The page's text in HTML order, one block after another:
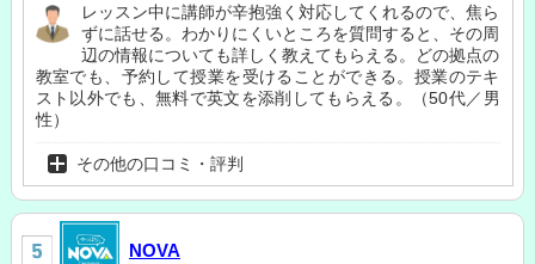
レッスン中に講師が辛抱強く対応してくれるので、焦ら
ずに話せる。わかりにくいところを質問すると、その周
辺の情報についても詳しく教えてもらえる。どの拠点の
教室でも、予約して授業を受けることができる。授業のテキ
スト以外でも、無料で英文を添削してもらえる。（50代／男
性）
その他の口コミ・評判
NOVA